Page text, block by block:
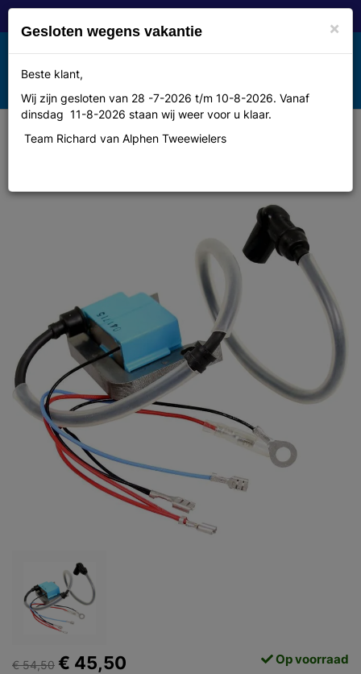
Toggle
navigation
MENU
Spartamet Spartam ontst spoel
€ 54,50 € 45,50 Op voorraad
×
Gesloten wegens vakantie
Beste klant,
Wij zijn gesloten van 28 -7-2026 t/m 10-8-2026. Vanaf
dinsdag 11-8-2026 staan wij weer voor u klaar.
Team Richard van Alphen Tweewielers